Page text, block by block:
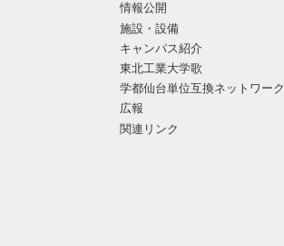
情報公開
施設・設備
キャンパス紹介
東北工業大学歌
学都仙台単位互換ネットワーク
広報
関連リンク